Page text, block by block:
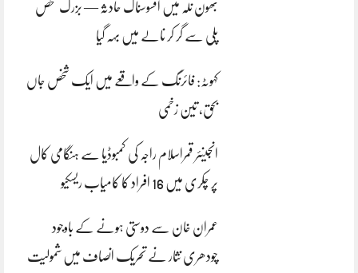
بھون نلہ میں افسوسناک حادثہ — بزرگ شخص
پلی سے گر کر نالے میں بہہ گیا
کہوٹہ: فائرنگ کے واقعے میں ایک شخص جاں
بحق، تین زخمی
انجینئر قمراسلام راجہ کی کمبوڈیا سے ہنگامی کال
پر چکری میں 16 افراد کا کامیاب ریسکیو
عمران خان سے دوستی ہونے کے باوجود
چودھری نثار نے تحریک انصاف میں شمولیت